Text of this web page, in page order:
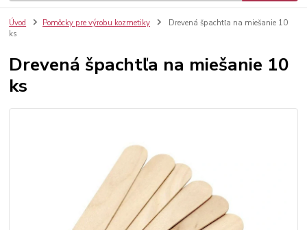
Úvod Pomôcky pre výrobu kozmetiky
Drevená špachtľa na miešanie 10
ks
Drevená špachtľa na miešanie 10
ks